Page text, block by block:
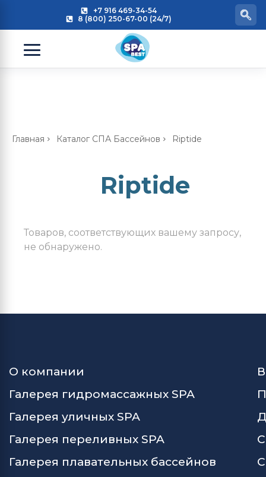
+7 916 469-34-54
8 (800) 250-67-00 (24/7)
Главная Каталог СПА Бассейнов Riptide
Riptide
Товаров, соответствующих вашему запросу,
не обнаружено.
О компании
Галерея гидромассажных SPA
Галерея уличных SPA
Галерея переливных SPA
Галерея плавательных бассейнов